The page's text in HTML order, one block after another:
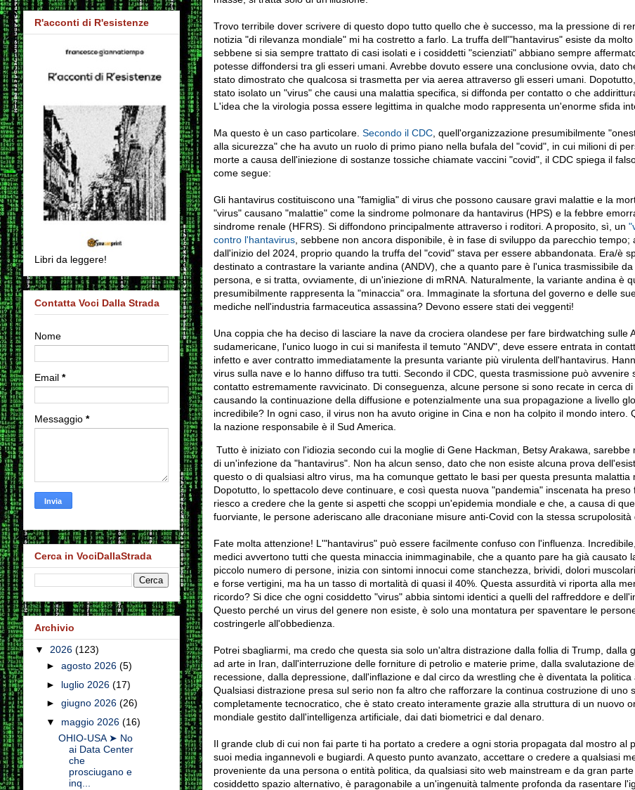
Trovo terribile dover scrivere di questo dopo tutto quello che è successo, ma la pressione di
notizia "di rilevanza mondiale" mi ha costretto a farlo. La truffa dell'"hantavirus" esiste da molto
sebbene si sia sempre trattato di casi isolati e i cosiddetti "scienziati" abbiano sempre
potesse diffondersi tra gli esseri umani. Avrebbe dovuto essere una conclusione ovvia, dato
stato dimostrato che qualcosa si trasmetta per via aerea attraverso gli esseri umani.
stato isolato un "virus" che causi una malattia specifica, si diffonda per contatto o che
L'idea che la virologia possa essere legittima in qualche modo rappresenta un'enorme sfida
Ma questo è un caso particolare. Secondo il CDC, quell'organizzazione presumibilmente
alla sicurezza" che ha avuto un ruolo di primo piano nella bufala del "covid", in cui milioni di
morte a causa dell'iniezione di sostanze tossiche chiamate vaccini "covid", il CDC spiega il
come segue:
Gli hantavirus costituiscono una "famiglia" di virus che possono causare gravi malattie e la
"virus" causano "malattie" come la sindrome polmonare da hantavirus (HPS) e la febbre
sindrome renale (HFRS). Si diffondono principalmente attraverso i roditori. A proposito, sì, un
contro l'hantavirus, sebbene non ancora disponibile, è in fase di sviluppo da parecchio tempo;
dall'inizio del 2024, proprio quando la truffa del "covid" stava per essere abbandonata. Era/è
destinato a contrastare la variante andina (ANDV), che a quanto pare è l'unica trasmissibile
persona, e si tratta, ovviamente, di un'iniezione di mRNA. Naturalmente, la variante andina è
presumibilmente rappresenta la "minaccia" ora. Immaginate la sfortuna del governo e delle
mediche nell'industria farmaceutica assassina? Devono essere stati dei veggenti!
Una coppia che ha deciso di lasciare la nave da crociera olandese per fare birdwatching sulle
sudamericane, l'unico luogo in cui si manifesta il temuto "ANDV", deve essere entrata in
infetto e aver contratto immediatamente la presunta variante più virulenta dell'hantavirus.
virus sulla nave e lo hanno diffuso tra tutti. Secondo il CDC, questa trasmissione può avvenire
contatto estremamente ravvicinato. Di conseguenza, alcune persone si sono recate in cerca di
causando la continuazione della diffusione e potenzialmente una sua propagazione a livello
incredibile? In ogni caso, il virus non ha avuto origine in Cina e non ha colpito il mondo intero.
la nazione responsabile è il Sud America.
Tutto è iniziato con l'idiozia secondo cui la moglie di Gene Hackman, Betsy Arakawa, sarebbe
di un'infezione da "hantavirus". Non ha alcun senso, dato che non esiste alcuna prova
questo o di qualsiasi altro virus, ma ha comunque gettato le basi per questa presunta malattia
Dopotutto, lo spettacolo deve continuare, e così questa nuova "pandemia" inscenata ha preso
riesco a credere che la gente si aspetti che scoppi un'epidemia mondiale e che, a causa di
fuorviante, le persone aderiscano alle draconiane misure anti-Covid con la stessa scrupolosità
Fate molta attenzione! L'"hantavirus" può essere facilmente confuso con l'influenza.
medici avvertono tutti che questa minaccia inimmaginabile, che a quanto pare ha già causato
piccolo numero di persone, inizia con sintomi innocui come stanchezza, brividi, dolori
e forse vertigini, ma ha un tasso di mortalità di quasi il 40%. Questa assurdità vi riporta alla
ricordo? Si dice che ogni cosiddetto "virus" abbia sintomi identici a quelli del raffreddore e
Questo perché un virus del genere non esiste, è solo una montatura per spaventare le
costringerle all'obbedienza.
Potrei sbagliarmi, ma credo che questa sia solo un'altra distrazione dalla follia di Trump, dalla
ad arte in Iran, dall'interruzione delle forniture di petrolio e materie prime, dalla svalutazione
recessione, dalla depressione, dall'inflazione e dal circo da wrestling che è diventata la politica
Qualsiasi distrazione presa sul serio non fa altro che rafforzare la continua costruzione di uno
completamente tecnocratico, che è stato creato interamente grazie alla struttura di un nuovo
mondiale gestito dall'intelligenza artificiale, dai dati biometrici e dal denaro.
Il grande club di cui non fai parte ti ha portato a credere a ogni storia propagata dal mostro al
suoi media ingannevoli e bugiardi. A questo punto avanzato, accettare o credere a qualsiasi
proveniente da una persona o entità politica, da qualsiasi sito web mainstream e da gran
cosiddetto spazio alternativo, è paragonabile a un'ingenuità talmente profonda da rasentare
R'acconti di R'esistenze
Libri da leggere!
Contatta Voci Dalla Strada
Nome
Email *
Messaggio *
Cerca in VociDallaStrada
Archivio
▼ 2026 (123)
►agosto 2026(5)
► luglio 2026(17)
►giugno 2026(26)
▼ maggio 2026(16)
OHIO-USA ➤ No
ai Data Center
che
prosciugano e
inq...